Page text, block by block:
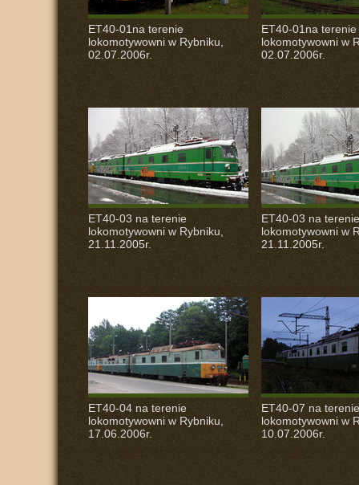
ET40-01na terenie
lokomotywowni w Rybniku,
02.07.2006r.
ET40-01na terenie
lokomotywowni w
02.07.2006r.
ET40-03 na terenie
lokomotywowni w Rybniku,
21.11.2005r.
ET40-03 na terenie
lokomotywowni w
21.11.2005r.
ET40-04 na terenie
lokomotywowni w Rybniku,
17.06.2006r.
ET40-07 na terenie
lokomotywowni w
10.07.2006r.